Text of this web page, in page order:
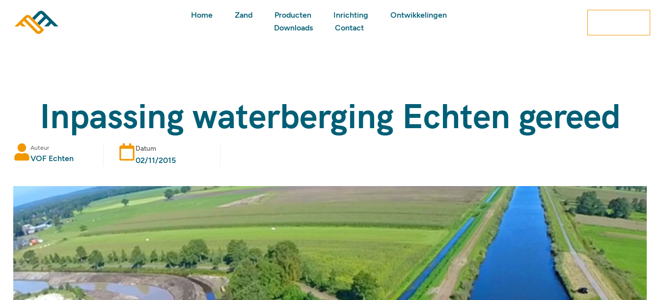
Home Zand Producten Inrichting
Ontwikkelingen
Downloads
Contact
Inpassing waterberging Echten gereed
Auteur
VOF Echten
Datum
02/11/2015